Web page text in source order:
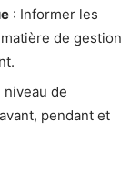
: Informer les
de gestion
niveau de
pendant et